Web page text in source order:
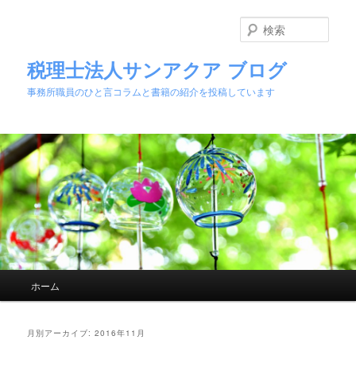
税理士法人サンアクア ブログ
事務所職員のひと言コラムと書籍の紹介を投稿しています
索
メインコンテンツへ移動
サブコンテンツへ移動
ホーム
月別アーカイブ:2016年11月